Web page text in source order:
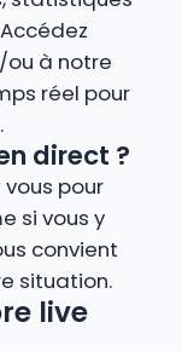
à notre
réel pour
direct ?
pour
si vous y
convient
situation.
live